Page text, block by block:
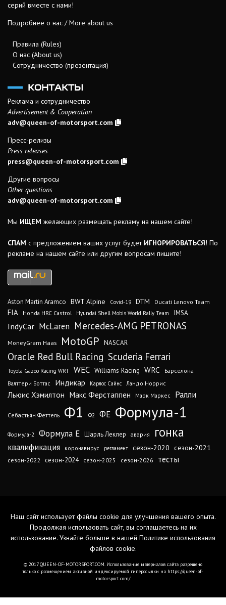
серий вместе с нами!
Подробнее о нас / More about us
Правила (Rules)
О нас (About us)
Сотрудничество (презентация)
КОНТАКТЫ
Реклама и сотрудничество
Advertisement & Cooperation
adv@queen-of-motorsport.com
Пресс-релизы
Press releases
press@queen-of-motorsport.com
Другие вопросы
Other questions
adv@queen-of-motorsport.com
Мы ИЩЕМ желающих размещать рекламу на нашем сайте!
СПАМ с предложением ваших услуг будет ИГНОРИРОВАТЬСЯ! По
рекламе на нашем сайте или другим вопросам пишите!
Aston Martin Aramco BWT Alpine Covid-19 DTM Ducati Lenovo Team
FIA Honda HRC Castrol Hyundai Shell Mobis World Rally Team IMSA
IndyCar McLaren Mercedes-AMG PETRONAS
MoneyGram Haas MotoGP NASCAR
Oracle Red Bull Racing Scuderia Ferrari
Toyota Gazoo Racing WRT WEC Williams Racing WRC
Барселона
Валттери Боттас
Индикар Карлос Сайнс Ландо Норрис
Льюис Хэмилтон Макс Ферстаппен Марк Маркес Ралли
Себастьян Феттель Ф1 Ф2 ФЕ Формула-1
Формула-2 Формула Е Шарль Леклер авария гонка
квалификация коронавирус регламент сезон-2020 сезон-2021
сезон-2022 сезон-2024 сезон-2025 сезон-2026 тесты
Наш сайт использует файлы cookie для улучшения вашего опыта.
Продолжая использовать сайт, вы соглашаетесь на их
использование. Узнайте больше в нашей Политике использования
файлов cookie.
© 2017 QUEEN-OF-MOTORSPORT.COM. Использование материалов сайта разрешено
только с размещением активной индексируемой гиперссылки на https://queen-of-
motorsport.com/